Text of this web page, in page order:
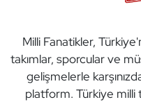
Milli Fanatikler,
takımlar, sporcular ve
gelişmelerle
platform. Türkiye milli